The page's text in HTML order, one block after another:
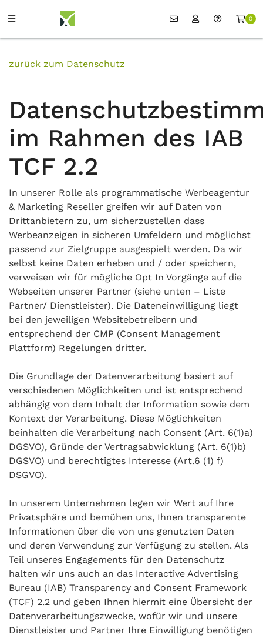
0
zurück zum Datenschutz
im Rahmen des IAB
TCF 2.2
In unserer Rolle als programmatische Werbeagentur
& Marketing Reseller greifen wir auf Daten von
Drittanbietern zu, um sicherzustellen dass
Werbeanzeigen in sicheren Umfeldern und möglichst
passend zur Zielgruppe ausgespielt werden. Da wir
selbst keine Daten erheben und / oder speichern,
verweisen wir für mögliche Opt In Vorgänge auf die
Webseiten unserer Partner (siehe unten – Liste
Partner/ Dienstleister). Die Dateneinwilligung liegt
bei den jeweiligen Websitebetreibern und
entsprechend der CMP (Consent Management
Plattform) Regelungen dritter.
Die Grundlage der Datenverarbeitung basiert auf
verschiedenen Möglichkeiten und ist entsprechend
abhängig von dem Inhalt der Information sowie dem
Kontext der Verarbeitung. Diese Möglichkeiten
beinhalten die Verarbeitung nach Consent (Art. 6(1)a)
DGSVO), Gründe der Vertragsabwicklung (Art. 6(1)b)
DGSVO) und berechtigtes Interesse (Art.6 (1) f)
DSGVO).
In unserem Unternehmen legen wir Wert auf Ihre
Privatsphäre und bemühen uns, Ihnen transparente
Informationen über die von uns genutzten Daten
und deren Verwendung zur Verfügung zu stellen. Als
Teil unseres Engagements für den Datenschutz
halten wir uns auch an das Interactive Advertising
Bureau (IAB) Transparency and Consent Framework
(TCF) 2.2 und geben Ihnen hiermit eine Übersicht der
Datenverarbeitungszwecke, wofür wir und unsere
Dienstleister und Partner Ihre Einwilligung benötigen